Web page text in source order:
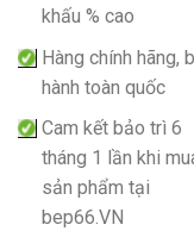
khấu % cao
Hàng chính hãng,
hành toàn quốc
Cam kết bảo trì 6
tháng 1 lần khi
sản phẩm tại
bep66.VN